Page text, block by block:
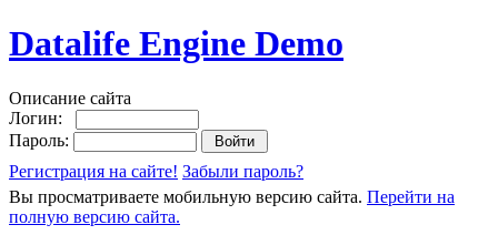
Datalife Engine Demo
Описание сайта
Логин:
Пароль:
Регистрация на сайте! Забыли пароль?
Вы просматриваете мобильную версию сайта. Перейти на
полную версию сайта.